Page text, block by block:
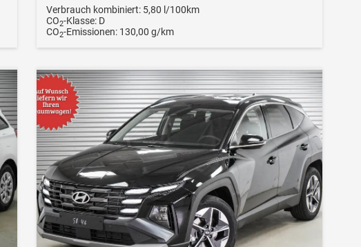
Verbrauch kombiniert: 5,80 l/100km
CO2-Klasse: D
CO2-Emissionen: 130,00 g/km